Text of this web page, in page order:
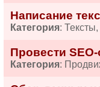
Написание
Категория:
Провести
Категория: